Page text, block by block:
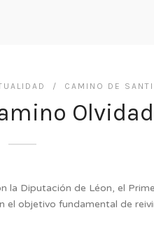
/ CAMINO DE
la Diputación de Léon, el
el objetivo fundamental de